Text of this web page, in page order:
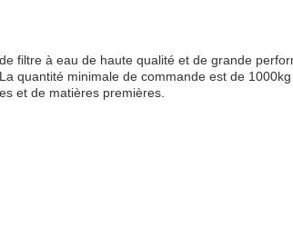
filtre à eau de haute qualité et de grande
quantité minimale de commande est de
et de matières premières.